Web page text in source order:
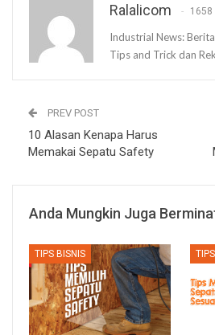
Ralalicom 1658
Industrial News:
Tips and Trick dan
PREV POST
10 Alasan Kenapa Harus
Memakai Sepatu Safety
Anda Mungkin Juga
TIPS BISNIS